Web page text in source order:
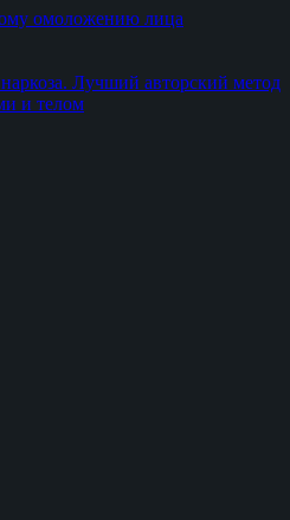
омоложению лица
Лучший авторский метод
и телом